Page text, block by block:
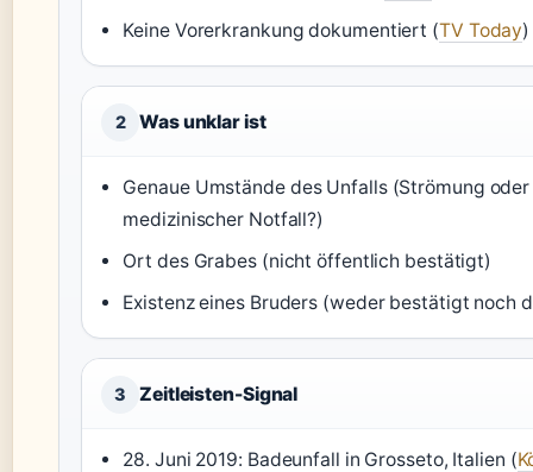
Keine Vorerkrankung dokumentiert (TV Today)
2 Was unklar ist
Genaue Umstände des Unfalls (Strömung oder
medizinischer Notfall?)
Ort des Grabes (nicht öffentlich bestätigt)
Existenz eines Bruders (weder bestätigt noch
3 Zeitleisten-Signal
28. Juni 2019: Badeunfall in Grosseto, Italien (